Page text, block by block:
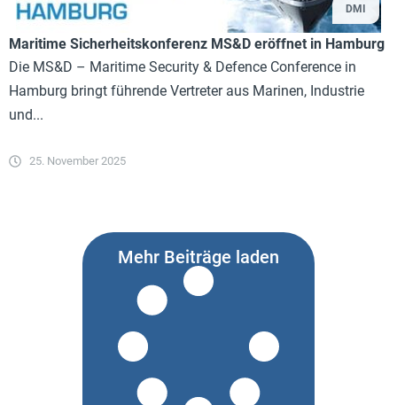
DMI
Maritime Sicherheitskonferenz MS&D eröffnet in Hamburg
Die MS&D – Maritime Security & Defence Conference in
Hamburg bringt führende Vertreter aus Marinen, Industrie
und...
25. November 2025
Mehr Beiträge laden